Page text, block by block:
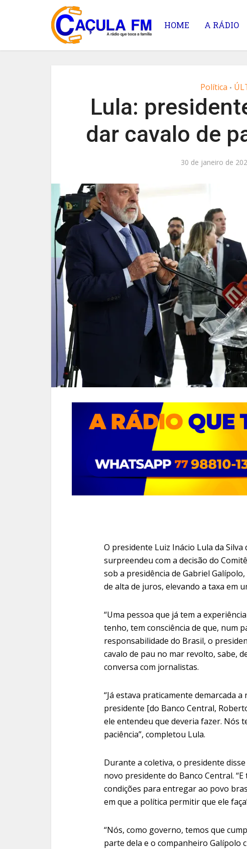
HOME A RÁDIO
Política •
Lula:
dar cavalo de
30 de janeiro de
O presidente Luiz Inácio Lula da
surpreendeu com a decisão do
sob a presidência de Gabriel
de alta de juros, elevando a taxa em
“Uma pessoa que já tem a
tenho, tem consciência de que, num
responsabilidade do Brasil, o
cavalo de pau no mar revolto, sabe,
conversa com jornalistas.
“Já estava praticamente demarcada
presidente [do Banco Central,
ele entendeu que deveria fazer. Nós
paciência”, completou Lula.
Durante a coletiva, o presidente
novo presidente do Banco Central.
condições para entregar ao povo
em que a política permitir que ele
“Nós, como governo, temos que
parte dela e o companheiro Galípolo